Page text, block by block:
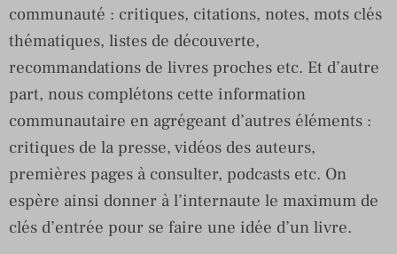
communauté : critiques, citations, notes, mots clés
thématiques, listes de découverte,
recommandations de livres proches etc. Et d’autre
part, nous complétons cette information
communautaire en agrégeant d’autres éléments :
critiques de la presse, vidéos des auteurs,
premières pages à consulter, podcasts etc. On
espère ainsi donner à l’internaute le maximum de
clés d’entrée pour se faire une idée d’un livre.